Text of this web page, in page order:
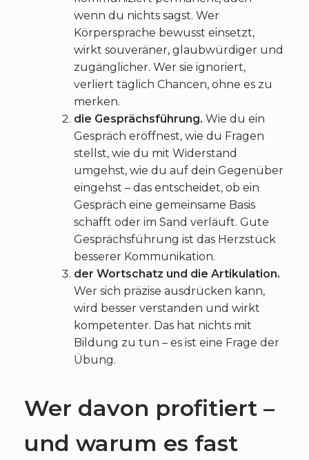
wenn du nichts sagst. Wer
Körpersprache bewusst einsetzt,
wirkt souveräner, glaubwürdiger und
zugänglicher. Wer sie ignoriert,
verliert täglich Chancen, ohne es zu
merken.
die Gesprächsführung. Wie du ein
Gespräch eröffnest, wie du Fragen
stellst, wie du mit Widerstand
umgehst, wie du auf dein Gegenüber
eingehst – das entscheidet, ob ein
Gespräch eine gemeinsame Basis
schafft oder im Sand verläuft. Gute
Gesprächsführung ist das Herzstück
besserer Kommunikation.
der Wortschatz und die Artikulation.
Wer sich präzise ausdrücken kann,
wird besser verstanden und wirkt
kompetenter. Das hat nichts mit
Bildung zu tun – es ist eine Frage der
Übung.
Wer davon profitiert –
und warum es fast